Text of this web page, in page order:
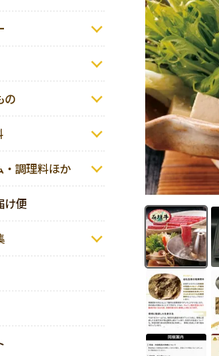
の
・調理料ほか
け便